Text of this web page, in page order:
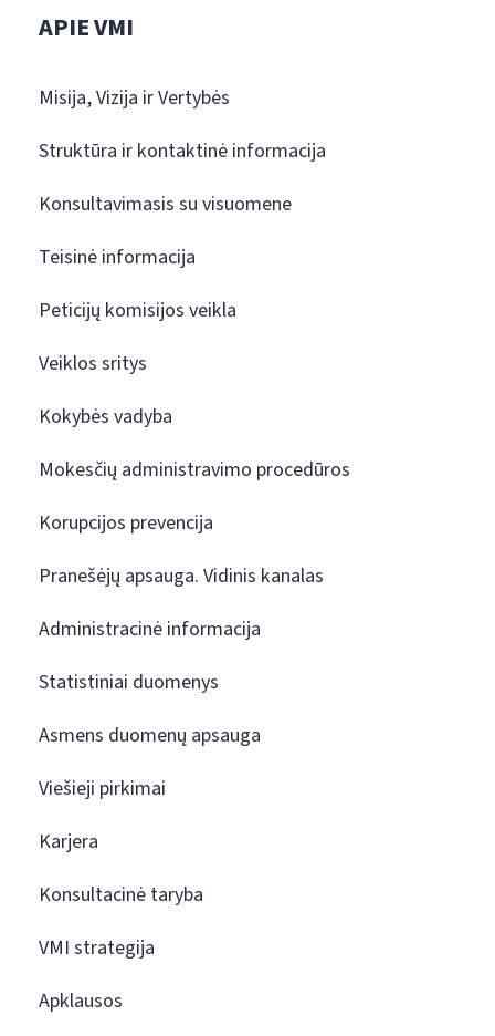
APIE VMI
Misija, Vizija ir Vertybės
Struktūra ir kontaktinė informacija
Konsultavimasis su visuomene
Teisinė informacija
Peticijų komisijos veikla
Veiklos sritys
Kokybės vadyba
Mokesčių administravimo procedūros
Korupcijos prevencija
Pranešėjų apsauga. Vidinis kanalas
Administracinė informacija
Statistiniai duomenys
Asmens duomenų apsauga
Viešieji pirkimai
Karjera
Konsultacinė taryba
VMI strategija
Apklausos